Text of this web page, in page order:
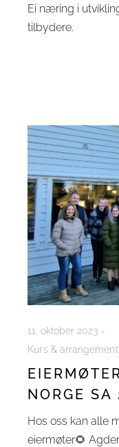
Ei næring i
tilbydere.
11. oktober 2023
Kurs &
NORGE SA
Hos oss kan alle
eiermøter🌻